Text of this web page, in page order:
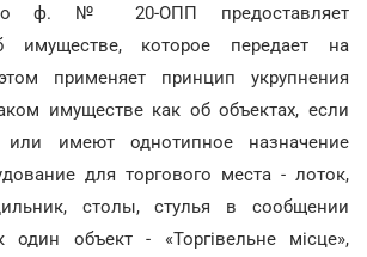
ф. № 20-ОПП предоставляет
имуществе, которое передает на
применяет принцип укрупнения
имуществе как об объектах, если
имеют однотипное назначение
для торгового места - лоток,
столы, стулья в сообщении
один объект - «Торгівельне місце»,